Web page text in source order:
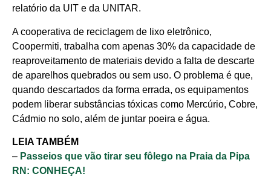
relatório da UIT e da UNITAR.
A cooperativa de reciclagem de lixo eletrônico,
Coopermiti, trabalha com apenas 30% da capacidade de
reaproveitamento de materiais devido a falta de descarte
de aparelhos quebrados ou sem uso. O problema é que,
quando descartados da forma errada, os equipamentos
podem liberar substâncias tóxicas como Mercúrio, Cobre,
Cádmio no solo, além de juntar poeira e água.
LEIA TAMBÉM
– Passeios que vão tirar seu fôlego na Praia da Pipa
RN: CONHEÇA!